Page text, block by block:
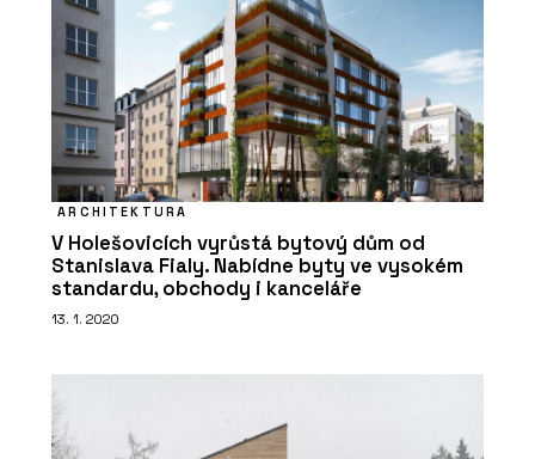
Regulace teploty NEA SMART 2.0 -
ARCHITEKTURA
V Holešovicích vyrůstá bytový dům od
Stanislava Fialy. Nabídne byty ve vysokém
standardu, obchody i kanceláře
13. 1. 2020